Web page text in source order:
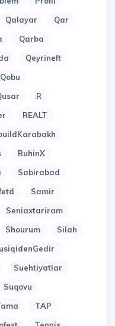
Qalayar
Qar
Qarba
Qeyrineft
Qobu
R
REALT
RuhinX
Sabirabad
Samir
Seniaxtariram
Shourum
Silah
Suehtiyatlar
Suqovu
TAP